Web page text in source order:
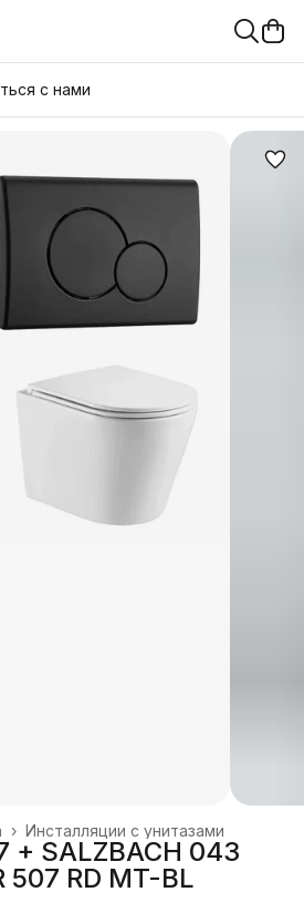
с нами
Инсталляции с унитазами
›
+ SALZBACH 043
507 RD MT-BL